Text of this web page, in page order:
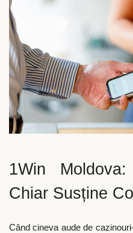
1Win
Chiar Susține
Când cineva aude de